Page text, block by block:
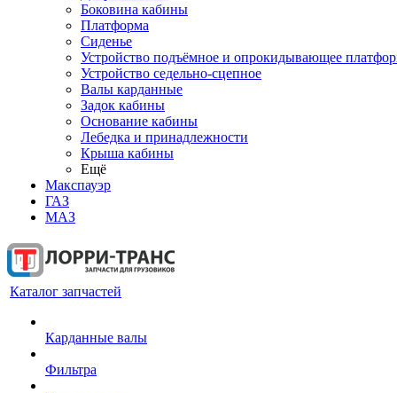
Боковина кабины
Платформа
Сиденье
Устройство подъёмное и опрокидывающее
Устройство седельно-сцепное
Валы карданные
Задок кабины
Основание кабины
Лебедка и принадлежности
Крыша кабины
Ещё
Макспауэр
ГАЗ
МАЗ
Каталог запчастей
Карданные валы
Фильтра